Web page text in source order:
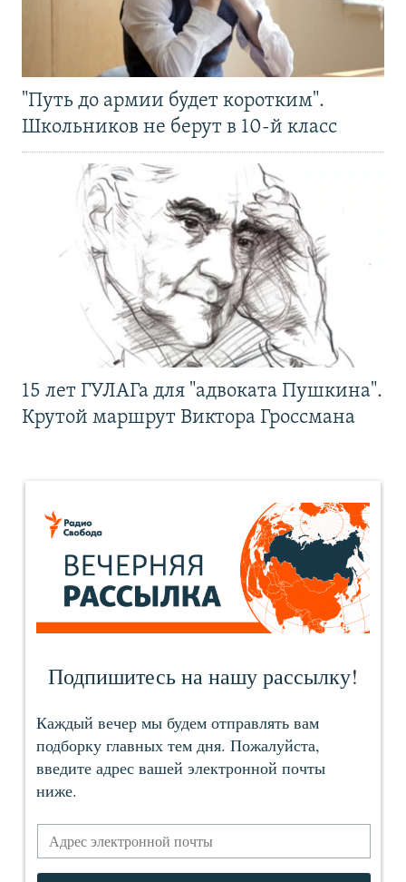
"Путь до армии будет коротким".
Школьников не берут в 10-й класс
15 лет ГУЛАГа для "адвоката Пушкина".
Крутой маршрут Виктора Гроссмана